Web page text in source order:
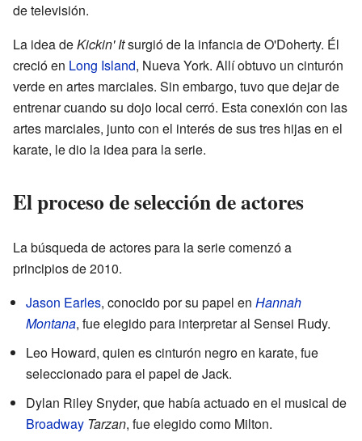
de televisión.
La idea deKickin' Itsurgió de la infancia de O'Doherty. Él
creció en Long Island, Nueva York. Allí obtuvo un cinturón
verde en artes marciales. Sin embargo, tuvo que dejar de
entrenar cuando su dojo local cerró. Esta conexión con las
artes marciales, junto con el interés de sus tres hijas en el
karate, le dio la idea para la serie.
El proceso de selección de actores
La búsqueda de actores para la serie comenzó a
principios de 2010.
Jason Earles, conocido por su papel en Hannah
Montana, fue elegido para interpretar al Sensei Rudy.
Leo Howard, quien es cinturón negro en karate, fue
seleccionado para el papel de Jack.
Dylan Riley Snyder, que había actuado en el musical de
Broadway Tarzan, fue elegido como Milton.